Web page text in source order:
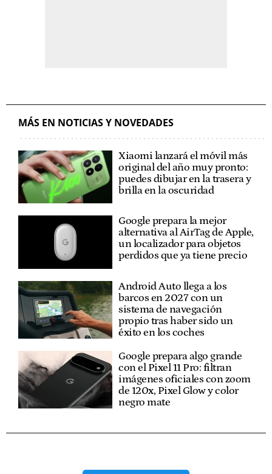
MÁS EN NOTICIAS Y NOVEDADES
Xiaomi lanzará el móvil más
original del año muy pronto:
puedes dibujar en la trasera y
brilla en la oscuridad
Google prepara la mejor
alternativa al AirTag de Apple,
un localizador para objetos
perdidos que ya tiene precio
Android Auto llega a los
barcos en 2027 con un
sistema de navegación
propio tras haber sido un
éxito en los coches
Google prepara algo grande
con el Pixel 11 Pro: filtran
imágenes oficiales con zoom
de 120x, Pixel Glow y color
negro mate